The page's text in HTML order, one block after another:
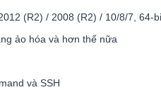
(R2) / 2008 (R2) / 10/8/7, 64-
ảo hóa và hơn thế nữa
và SSH